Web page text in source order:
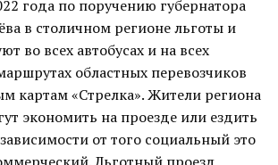
года по поручению губернатора
в столичном регионе льготы и
во всех автобусах и на всех
областных перевозчиков
картам «Стрелка». Жители региона
экономить на проезде или ездить
от того социальный это